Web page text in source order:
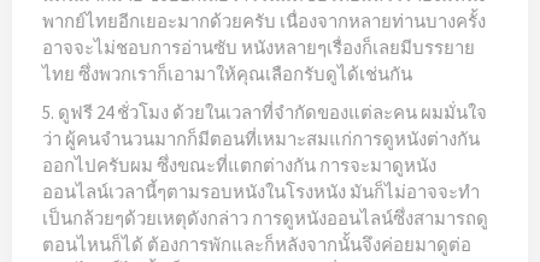
พากย์ไทยอีกเยอะมากด้วยครับ เนื่องจากหลายท่านบางครั้ง
อาจจะไม่ชอบการอ่านซับ หนังหลายๆเรื่องก็เลยมีบรรยาย
ไทย ซึ่งพวกเราก็เอามาให้คุณเลือกรับดูได้เช่นกัน
5. ดูฟรี 24 ชั่วโมง ด้วยในเวลาที่จำกัดของแต่ละคน ผมมั่นใจ
ว่า ผู้คนจำนวนมากก็มีตอนที่เหมาะสมแก่การดูหนังต่างกัน
ออกไปครับผม ซึ่งขณะที่แตกต่างกัน การจะมาดูหนัง
ออนไลน์เวลานี้ๆตามรอบหนังในโรงหนัง มันก็ไม่อาจจะทำ
เป็นกล้วยๆด้วยเหตุดังกล่าว การดูหนังออนไลน์ซึ่งสามารถดู
ตอนไหนก็ได้ ต้องการพักและก็หลังจากนั้นจึงค่อยมาดูต่อ